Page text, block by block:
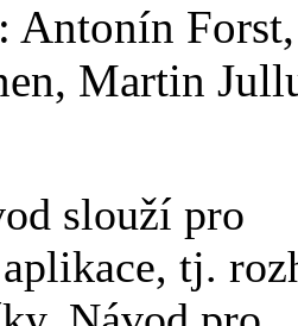
Antonín
Martin
slouží pro
tj.